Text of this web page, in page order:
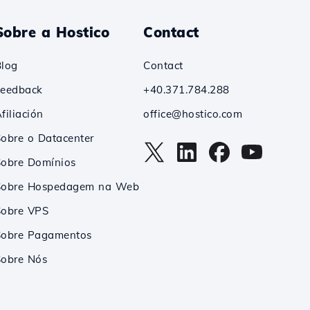
a Hostico
o Datacenter
Domínios
Hospedagem na Web
VPS
Pagamentos
Nós
Contact
Contact
+40.371.784.288
office@hostico.com